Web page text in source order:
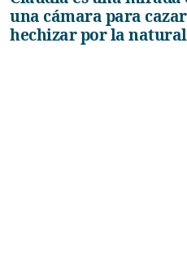
una cámara para
hechizar por la